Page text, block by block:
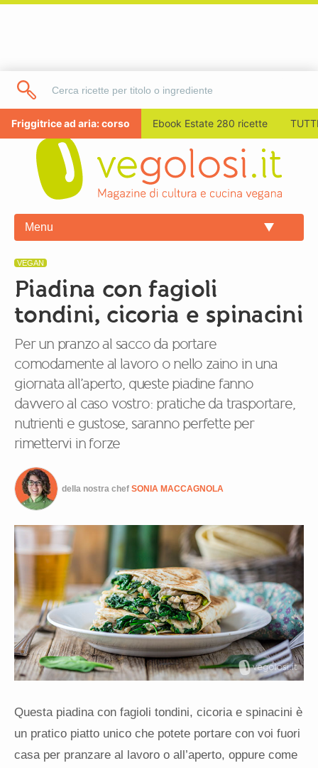
Friggitrice ad aria: corso Ebook Estate 280 ricette
Menu
VEGAN
Piadina con fagioli
tondini, cicoria e spinacini
Per un pranzo al sacco da portare
comodamente al lavoro o nello zaino in una
giornata all’aperto, queste piadine fanno
davvero al caso vostro: pratiche da trasportare,
nutrienti e gustose, saranno perfette per
rimettervi in forze
della nostra chef SONIA MACCAGNOLA
Questa piadina con fagioli tondini, cicoria e spinacini è
un pratico piatto unico che potete portare con voi fuori
casa per pranzare al lavoro o all’aperto, oppure come